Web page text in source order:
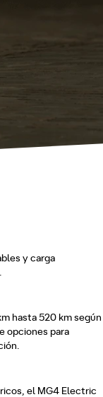
y carga
hasta 520 km según
opciones para
el MG4 Electric